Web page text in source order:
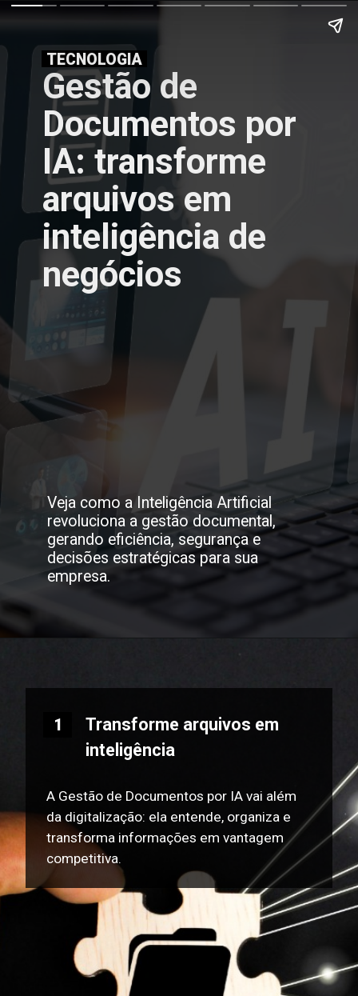
TECNOLOGIA
Gestão de
Documentos por
IA: transforme
arquivos em
inteligência de
negócios
Veja como a Inteligência Artificial
revoluciona a gestão documental,
gerando eficiência, segurança e
decisões estratégicas para sua
empresa.
Transforme arquivos em
inteligência
A Gestão de Documentos por IA vai além
da digitalização: ela entende, organiza e
transforma informações em vantagem
competitiva.
1